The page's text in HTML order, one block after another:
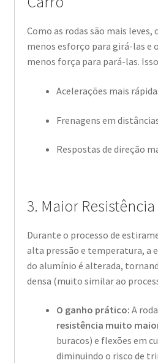
Como as rodas são mais
menos esforço para girá-las e
menos força para pará-las.
Acelerações mais
Frenagens em
Respostas de direção
3. Maior
Durante o processo de
alta pressão e temperatura, a
do alumínio é alterada,
densa (muito similar ao
O ganho prático: A
resistência muito
buracos) e flexões em
diminuindo o risco de